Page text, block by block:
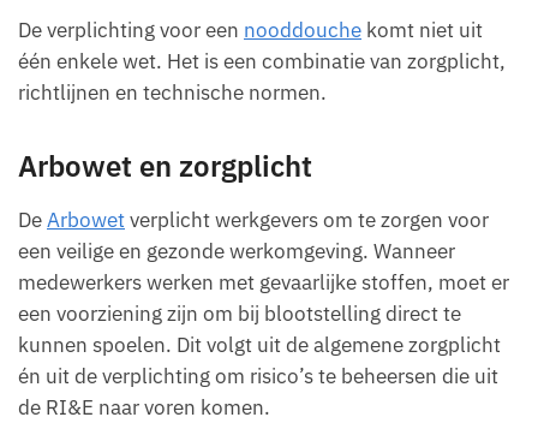
De verplichting voor een nooddouche komt niet uit
één enkele wet. Het is een combinatie van zorgplicht,
richtlijnen en technische normen.
Arbowet en zorgplicht
DeArbowetverplicht werkgevers om te zorgen voor
een veilige en gezonde werkomgeving. Wanneer
medewerkers werken met gevaarlijke stoffen, moet er
een voorziening zijn om bij blootstelling direct te
kunnen spoelen. Dit volgt uit de algemene zorgplicht
én uit de verplichting om risico’s te beheersen die uit
de RI&E naar voren komen.